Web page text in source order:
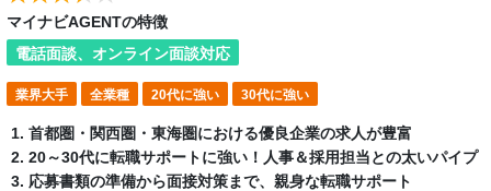
マイナビAGENTの特徴
電話面談、オンライン面談対応
業界大手 全業種 20代に強い 30代に強い
首都圏・関西圏・東海圏における優良企業の求人が豊富
20～30代に転職サポートに強い！人事＆採用担当との太いパイプ
応募書類の準備から面接対策まで、親身な転職サポート